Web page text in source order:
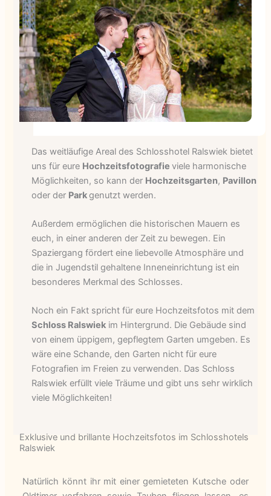
Das weitläufige Areal des Schlosshotel Ralswiek bietet
uns für eure Hochzeitsfotografieviele harmonische
Möglichkeiten, so kann der Hochzeitsgarten, Pavillon
oder der Park genutzt werden.
Außerdem ermöglichen die historischen Mauern es
euch, in einer anderen der Zeit zu bewegen. Ein
Spaziergang fördert eine liebevolle Atmosphäre und
die in Jugendstil gehaltene Inneneinrichtung ist ein
besonderes Merkmal des Schlosses.
Noch ein Fakt spricht für eure Hochzeitsfotos mit dem
Schloss Ralswiek im Hintergrund. Die Gebäude sind
von einem üppigem, gepflegtem Garten umgeben. Es
wäre eine Schande, den Garten nicht für eure
Fotografien im Freien zu verwenden. Das Schloss
Ralswiek erfüllt viele Träume und gibt uns sehr wirklich
viele Möglichkeiten!
Exklusive und brillante Hochzeitsfotos im Schlosshotels
Ralswiek
Natürlich könnt ihr mit einer gemieteten Kutsche oder